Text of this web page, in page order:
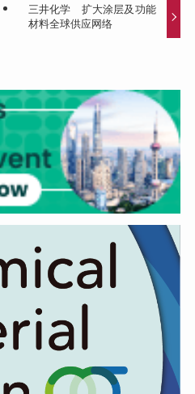
三井化学 扩大涂层及功能
材料全球供应网络